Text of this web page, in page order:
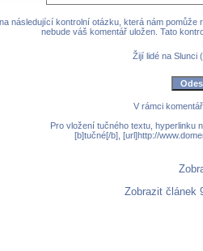
následující kontrolní otázku, která nám
nebude váš komentář uložen. Tato
Žijí lidé na Slunci
V rámci
Pro vložení tučného textu, hyperlinku
[b]tučné[/b], [url]http://
Zobrazit článek